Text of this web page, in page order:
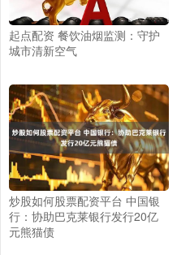
起点配资 餐饮油烟监测：守护
城市清新空气
炒股如何股票配资平台 中国银
行：协助巴克莱银行发行20亿
元熊猫债